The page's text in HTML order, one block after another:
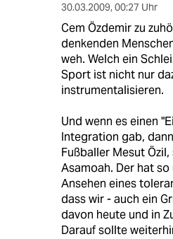
30.03.2009, 00:27 Uhr
Cem Özdemir zu
denkenden
weh. Welch ein
Sport ist nicht nur
instrumentalisieren.
Und wenn es einen
Integration gab,
Fußballer Mesut
Asamoah. Der hat
Ansehen eines
dass wir - auch ein
davon heute und in
Darauf sollte